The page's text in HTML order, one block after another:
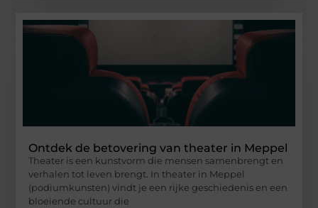
Ontdek de betovering van theater in Meppel
Theater is een kunstvorm die mensen samenbrengt en
verhalen tot leven brengt. In theater in Meppel
(podiumkunsten) vindt je een rijke geschiedenis en een
bloeiende cultuur die